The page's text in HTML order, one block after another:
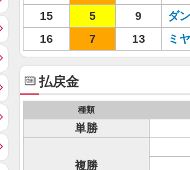
15
5 9 ダ
16
7 13 ミ
払戻金
種類
単勝
複勝